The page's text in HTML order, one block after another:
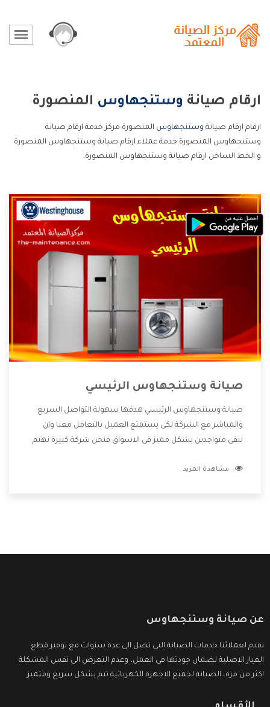
ارقام صيانة وستنجهاوس المنصورة
ارقام ارقام صيانة وستنجهاوس المنصورة مركز خدمة ارقام صيانة
وستنجهاوس المنصورة خدمة عملاء ارقام صيانة وستنجهاوس المنصورة
و الخط الساخن ارقام صيانة وستنجهاوس المنصورة.
صيانة وستنجهاوس الرئيسي
صيانة وستنجهاوس الرئيسي هدفها سهولة التواصل السريع
والمباشر مع الشركة لكى يستمتع العميل بالتعامل معنا وان
نبقى متواجدين بشكل مميز فى الاسواق فنحن شركة كبيرة نهتم
الشركة بها والتى تكون منها خدمة الصيانة التى تكون من أهم
مشاهدة المزيد
عن صيانة وستنجهاوس
نقدم لعملائنا خدمات الصيانة التى تصل الى عدة سنوات مع توفير قطع
الغيار الاصلية لضمان جودتها فى العمل، وعدم التعرض الى نفس المشكلة
اكثر من مرة، الصيانة لجميع الاجهزة الكهربائية تتم بشكل سريع ومتميز.